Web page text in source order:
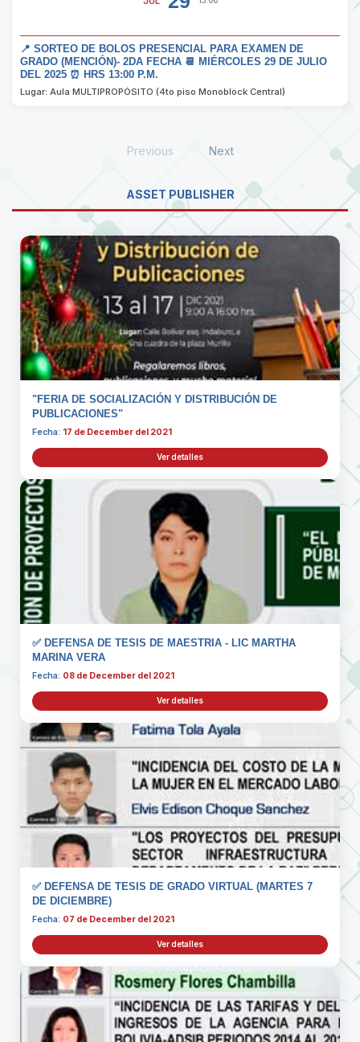
📍 SORTEO DE BOLOS PRESENCIAL PARA EXAMEN DE
GRADO (MENCIÓN)- 2DA FECHA 📆 MIÉRCOLES 29 DE JULIO
DEL 2025 ⏰ HRS 13:00 P.M.
Lugar: Aula MULTIPROPÓSITO (4to piso Monoblock Central)
Previous Next
ASSET PUBLISHER
"FERIA DE SOCIALIZACIÓN Y DISTRIBUCIÓN DE
PUBLICACIONES"
Fecha: 17 de December del 2021
Ver detalles
✅ DEFENSA DE TESIS DE MAESTRIA - LIC MARTHA
MARINA VERA
Fecha: 08 de December del 2021
Ver detalles
✅ DEFENSA DE TESIS DE GRADO VIRTUAL (MARTES 7
DE DICIEMBRE)
Fecha: 07 de December del 2021
Ver detalles